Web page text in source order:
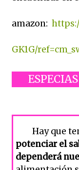
amazon:
GK1G/
ESPECIAS
Hay que
potenciar el
dependerá